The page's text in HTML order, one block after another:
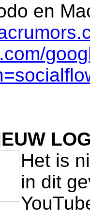
en
Het is
in dit